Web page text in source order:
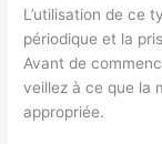
L’utilisation de ce
périodique et la
Avant de
veillez à ce que la
appropriée.